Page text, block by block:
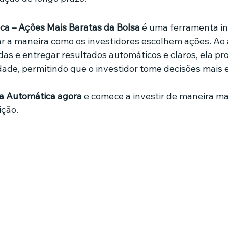
– Ações Mais Baratas da Bolsa é uma ferramenta
a maneira como os investidores escolhem ações.
e entregar resultados automáticos e claros, ela
permitindo que o investidor tome decisões mais
Automática agora